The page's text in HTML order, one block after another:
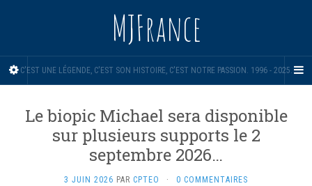
MJFrance
C'EST UNE LÉGENDE, C'EST SON HISTOIRE, C'EST NOTRE PASSION. 1996 - 2025.
Le biopic Michael sera disponible
sur plusieurs supports le 2
septembre 2026…
3 JUIN 2026 PAR CPTEO · 0 COMMENTAIRES